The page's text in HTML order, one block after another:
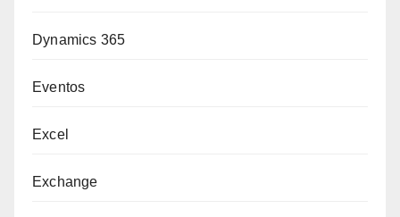
Dynamics 365
Eventos
Excel
Exchange